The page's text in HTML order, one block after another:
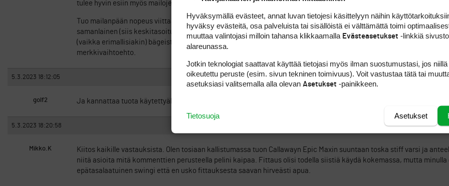
tulee hyvin esiin myös mailojen vaihto vs. grippien vaihto pohdiskelusta.
Tuo mailanpään nopeus viittaa kyllä stiffin varteen. Yhdellä mailavalmistajalla eri vuoden mallien lyöntituntuma on
samanlainen (siis keskitasoituksilla pelaavan tarpeisiin), joten jos pelikavereilta löytyy noiden kyseisten
(vaikka erimallisiakin) bägeistä ja uskaltavat antaa niitä rangella testata, niin tämä olisi tietysti yksi tapa löytää
merkkivaihtoehto.
5.3.2023 18:12:05 ILMOITA ASIATON VIESTI
golf2 Ja kannattaa tuota käytettyäkin mailaa kysyä kokeiltavaksi
5.3.2023 18:20:58 ILMOITA ASIATON VIESTI
Mikko.K
Kiitos kaikille vastauksista. Olen tosiaan kallistumassa tuon Callawayn Epic Maxin suuntaan toska stiff varsi ja
niitä asioita mitä kommenttien perusteella pelini kaipaa. Fittaus olisi todella siistiä käydä kokemassa, mutta minulla
epätasalaatuinen swingi että en usko fittauksesta saavan hirveästi apua.
Hyväksymällä evästeet, annat luvan tietojesi käsittelyyn näihin
hyväksy evästeitä, osa palveluista tai sisällöistä ei välttämättä toimi
muuttaa valintojasi milloin tahansa klikkaamalla Evästeasetukset -linkkiä
alareunassa.
Jotkin teknologiat saattavat käyttää tietojasi myös ilman suostumustasi, jos
oikeutettu peruste (esim. sivun tekninen toimivuus). Voit vastustaa tätä tai
asetuksiasi valitsemalla alla olevan Asetukset -painikkeen.
Asetukset
Tietosuoja